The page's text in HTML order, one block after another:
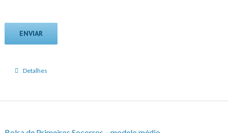
Detalhes